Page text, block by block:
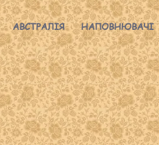
АВСТРАЛІЯ НАПОВНЮВАЧІ